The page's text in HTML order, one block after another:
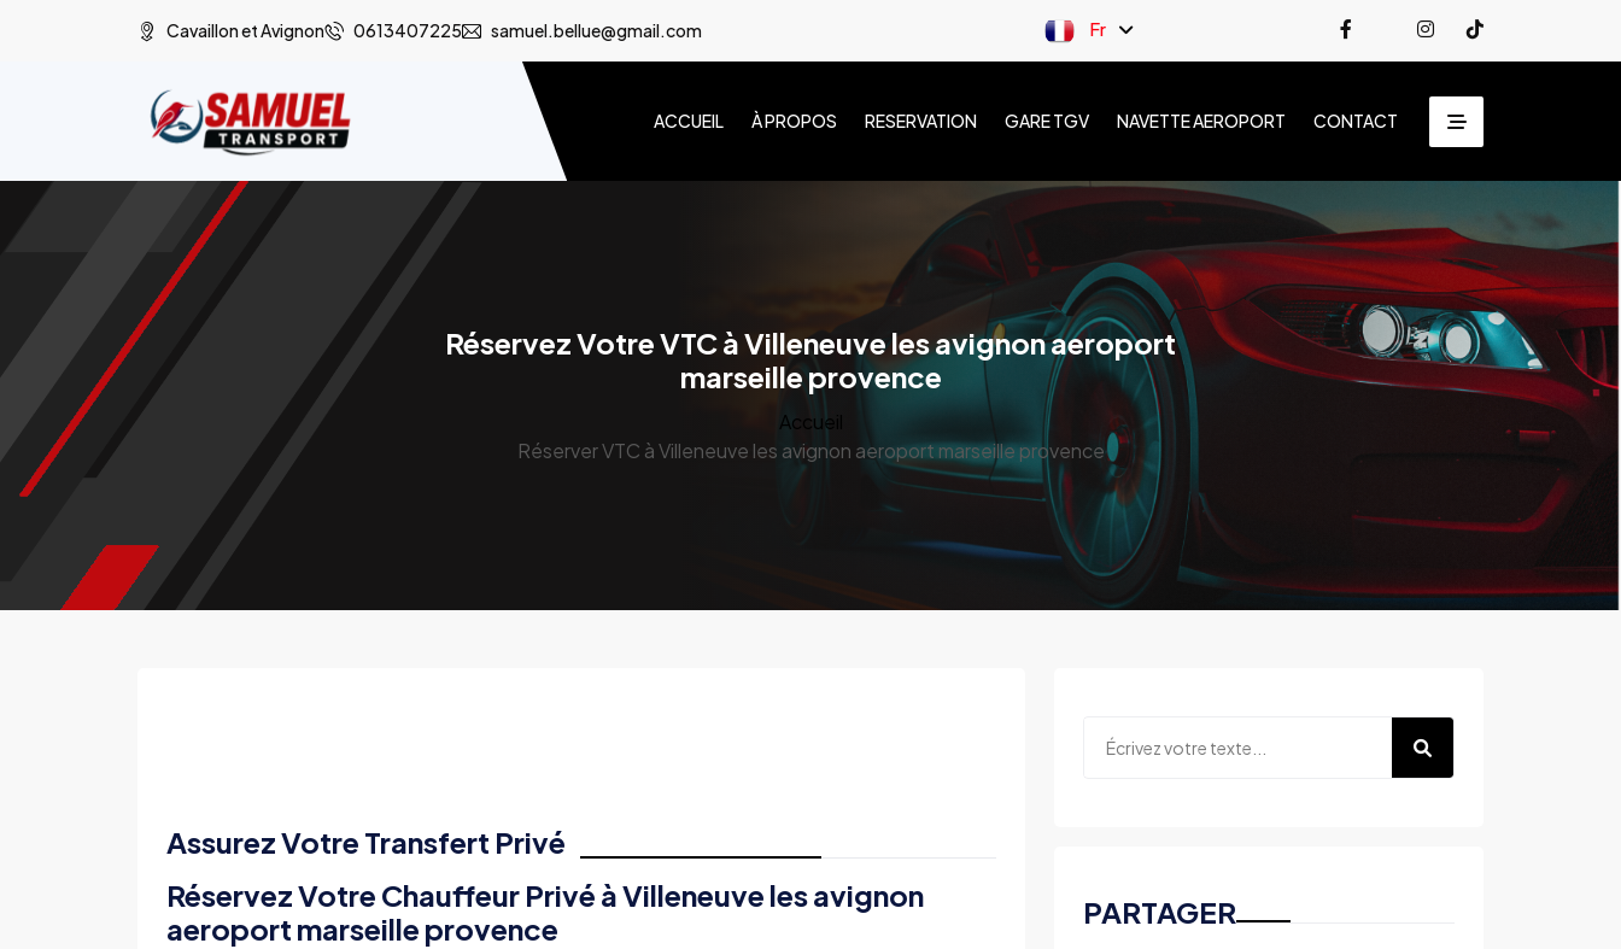
Cavaillon et Avignon 0613407225 samuel.bellue@gmail.com Fr
ACCUEIL À PROPOS RESERVATION GARE TGV NAVETTE AEROPORT CONTACT
Réservez Votre VTC à Villeneuve les avignon aeroport
marseille provence
Accueil
Réserver VTC à Villeneuve les avignon aeroport marseille provence
Assurez Votre Transfert Privé
Réservez Votre Chauffeur Privé à Villeneuve les avignon
aeroport marseille provence
PARTAGER